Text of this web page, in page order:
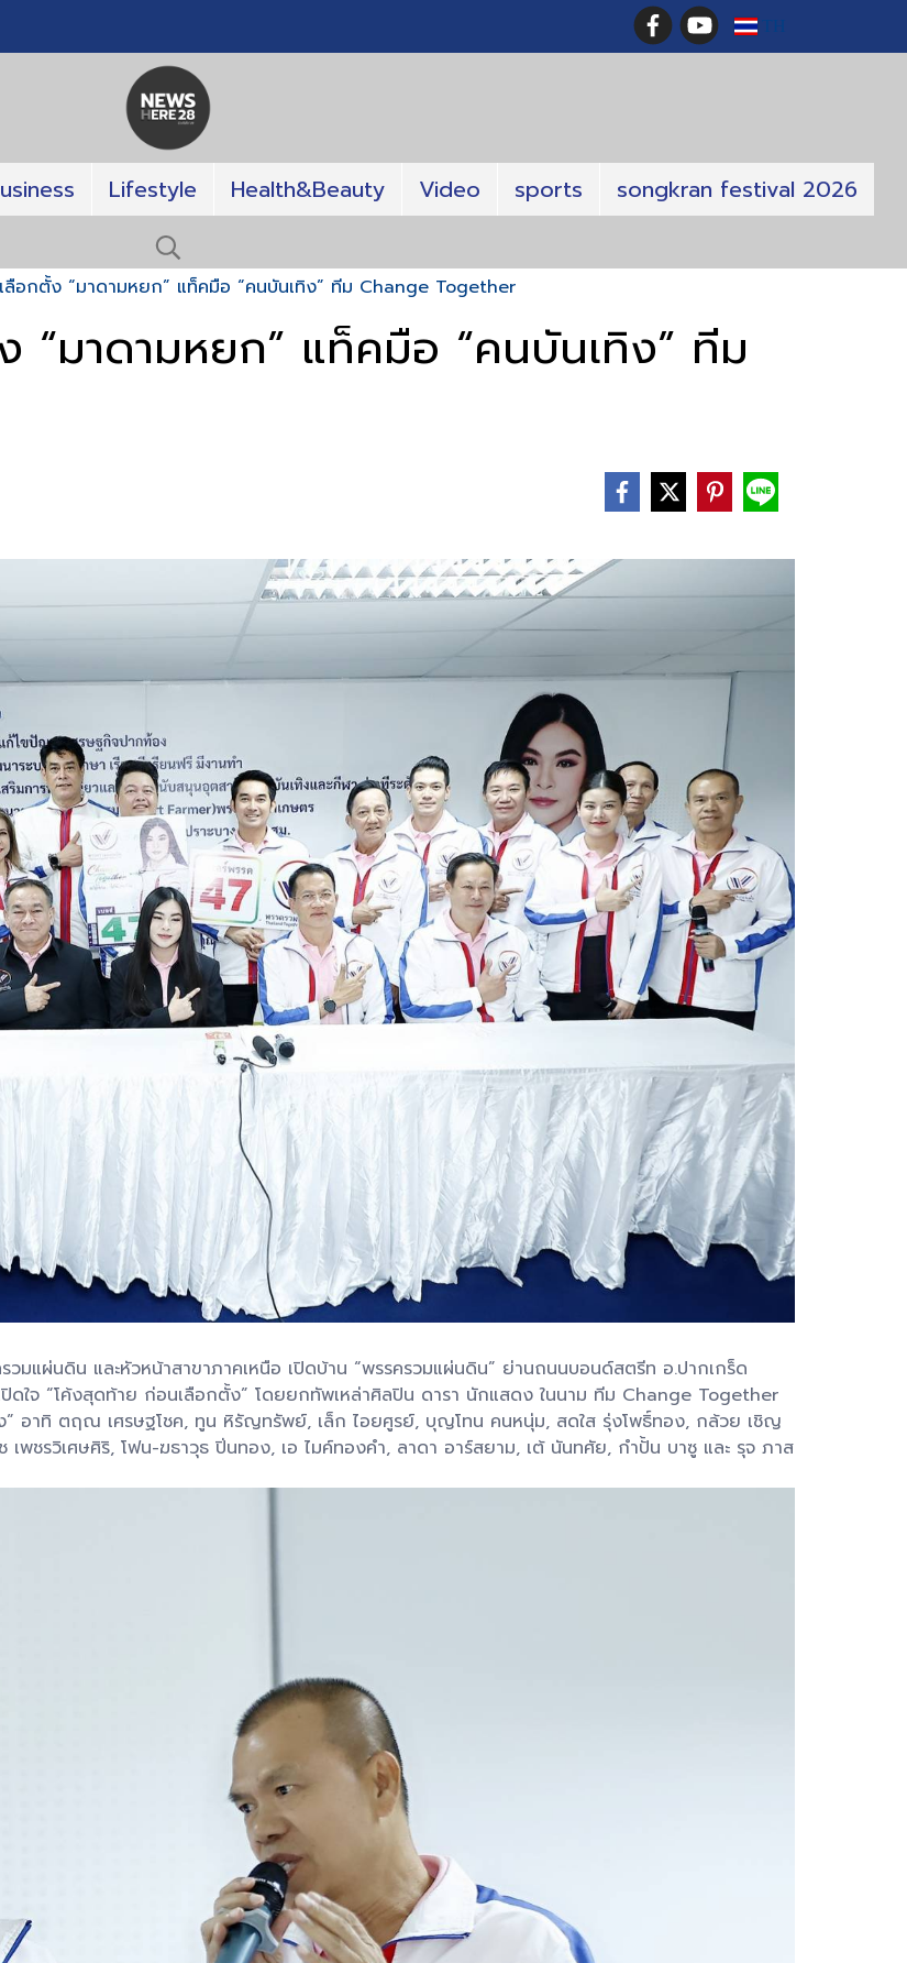
TH
Lifestyle Health&Beauty Video sports songkran festival 2026
ลือกตั้ง “มาดามหยก” แท็คมือ “คนบันเทิง” ทีม Change Together
“มาดามหยก” แท็คมือ “คนบันเทิง” ทีม
มแผ่นดิน และหัวหน้าสาขาภาคเหนือ เปิดบ้าน “พรรครวมแผ่นดิน” ย่านถนนบอนด์สตรีท อ.ปากเกร็ด
ดใจ “โค้งสุดท้าย ก่อนเลือกตั้ง” โดยยกทัพเหล่าศิลปิน ดารา นักแสดง ในนาม ทีม Change Together
” อาทิ ตฤณ เศรษฐโชค, ทูน หิรัญทรัพย์, เล็ก ไอยศูรย์, บุญโทน คนหนุ่ม, สดใส รุ่งโพธิ์ทอง, กล้วย เชิญ
ชรวิเศษศิริ, โฟน-ฆธาวุธ ปิ่นทอง, เอ ไมค์ทองคำ, ลาดา อาร์สยาม, เต้ นันทศัย, กำปั้น บาซู และ รุจ ภาส